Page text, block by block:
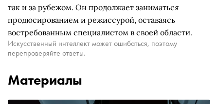
так и за рубежом. Он продолжает заниматься
продюсированием и режиссурой, оставаясь
востребованным специалистом в своей области.
Искусственный интеллект может ошибаться, поэтому
перепроверяйте ответы.
Материалы